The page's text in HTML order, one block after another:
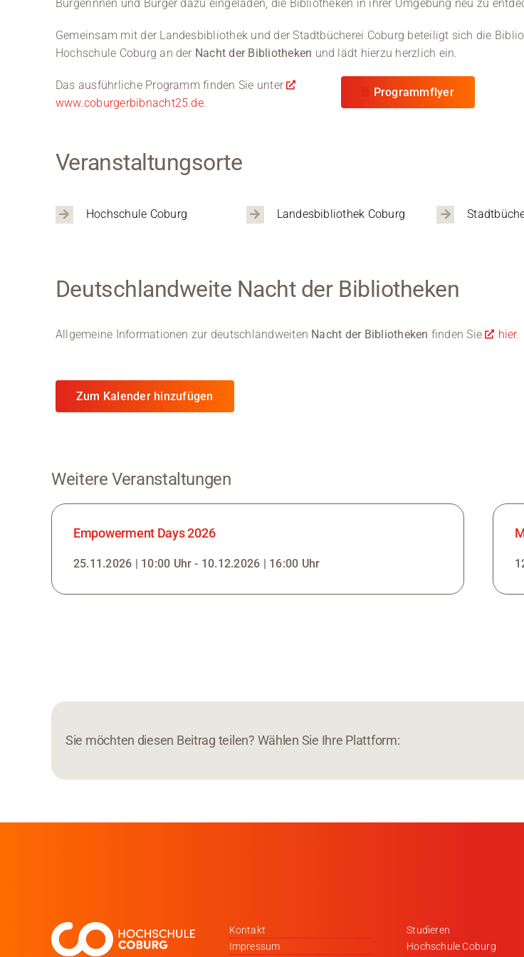
Bürgerinnen und Bürger dazu eingeladen, die Bibliotheken in ihrer Umgebung neu zu
Gemeinsam mit der Landesbibliothek und der Stadtbücherei Coburg beteiligt sich die
Hochschule Coburg an der Nacht der Bibliotheken und lädt hierzu herzlich ein.
Das ausführliche Programm finden Sie unter
www.coburgerbibnacht25.de.
Programmflyer
Veranstaltungsorte
Hochschule Coburg Landesbibliothek Coburg
Deutschlandweite Nacht der Bibliotheken
Allgemeine Informationen zur deutschlandweiten Nacht der Bibliotheken finden Sie hier.
Zum Kalender hinzufügen
Weitere Veranstaltungen
Empowerment Days 2026
25.11.2026 | 10:00 Uhr - 10.12.2026 | 16:00 Uhr
Sie möchten diesen Beitrag teilen? Wählen Sie Ihre Plattform:
Kontakt
Impressum
Studieren
Hochschule Coburg